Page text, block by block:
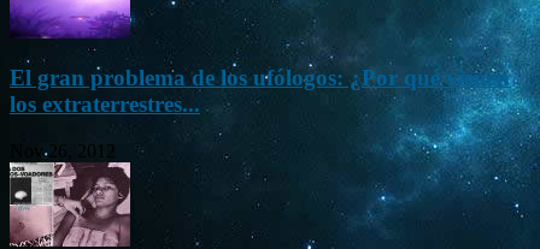
El gran problema de los ufólogos: ¿Por qué vienen
los extraterrestres...
Nov 26, 2012